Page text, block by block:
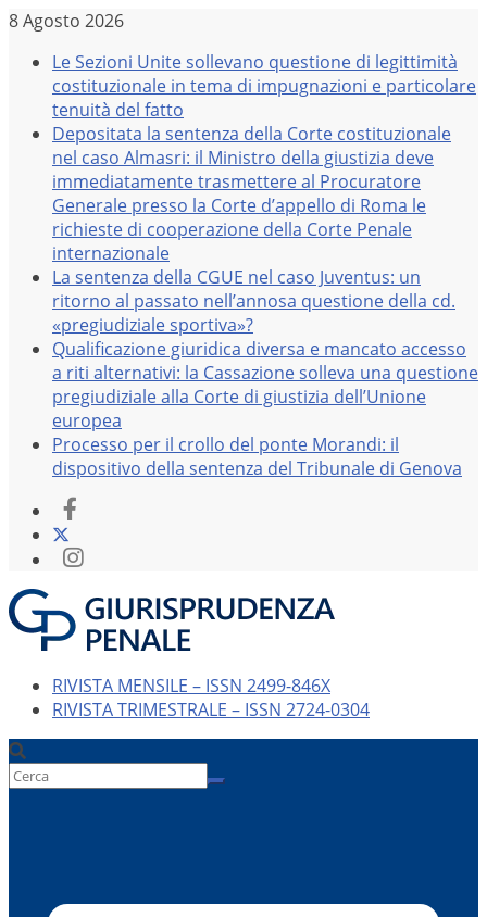
Salta
contenuto
8 Agosto 2026
Le Sezioni Unite sollevano questione di legittimità
costituzionale in tema di impugnazioni e particolare
tenuità del fatto
Depositata la sentenza della Corte costituzionale
nel caso Almasri: il Ministro della giustizia deve
immediatamente trasmettere al Procuratore
Generale presso la Corte d’appello di Roma le
richieste di cooperazione della Corte Penale
internazionale
La sentenza della CGUE nel caso Juventus: un
ritorno al passato nell’annosa questione della cd.
«pregiudiziale sportiva»?
Qualificazione giuridica diversa e mancato accesso
a riti alternativi: la Cassazione solleva una questione
pregiudiziale alla Corte di giustizia dell’Unione
europea
Processo per il crollo del ponte Morandi: il
dispositivo della sentenza del Tribunale di Genova
RIVISTA MENSILE – ISSN 2499-846X
RIVISTA TRIMESTRALE – ISSN 2724-0304